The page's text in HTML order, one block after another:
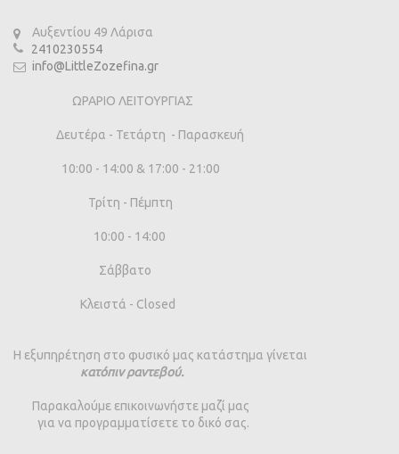
Αυξεντίου 49 Λάρισα
2410230554
info@LittleZozefina.gr
ΩΡΑΡΙΟ ΛΕΙΤΟΥΡΓΙΑΣ
Δευτέρα - Τετάρτη - Παρασκευή
10:00 - 14:00 & 17:00 - 21:00
Τρίτη - Πέμπτη
10:00 - 14:00
Σάββατο
Κλειστά - Closed
Η εξυπηρέτηση στο φυσικό μας κατάστημα γίνεται
κατόπιν ραντεβού.
Παρακαλούμε επικοινωνήστε μαζί μας
για να προγραμματίσετε το δικό σας.